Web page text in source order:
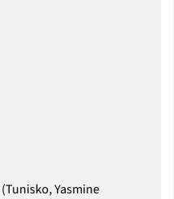
(Tunisko, Yasmine